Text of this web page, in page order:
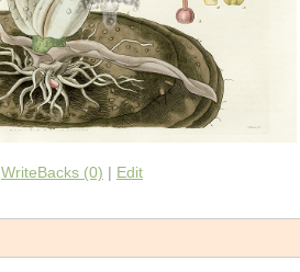
WriteBacks (0) | Edit